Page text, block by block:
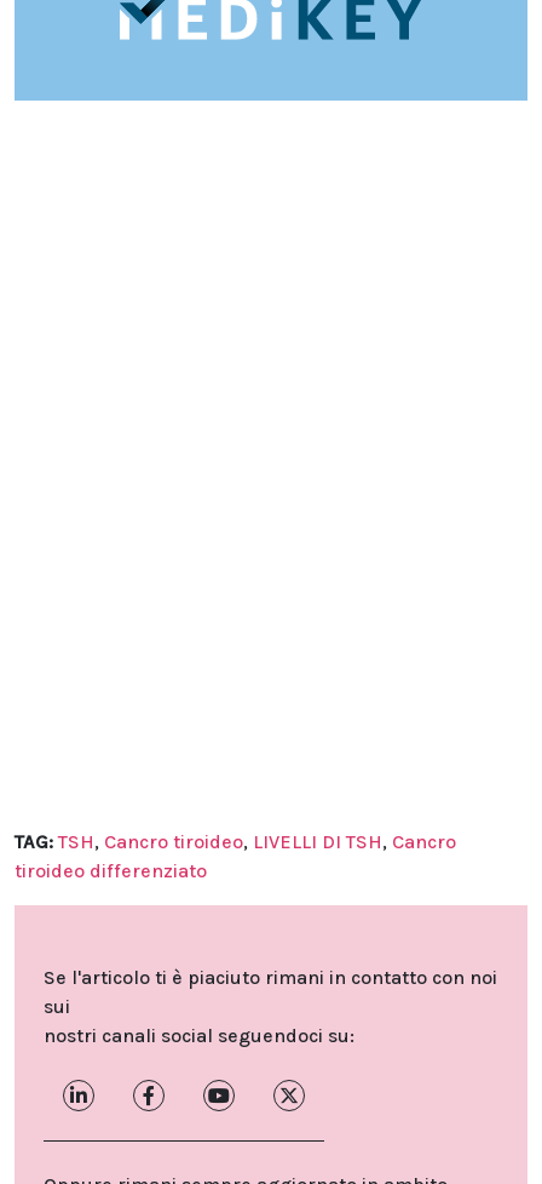
TAG: TSH, Cancro tiroideo, LIVELLI DI TSH, Cancro
tiroideo differenziato
Se l'articolo ti è piaciuto rimani in contatto con noi
sui
nostri canali social seguendoci su: